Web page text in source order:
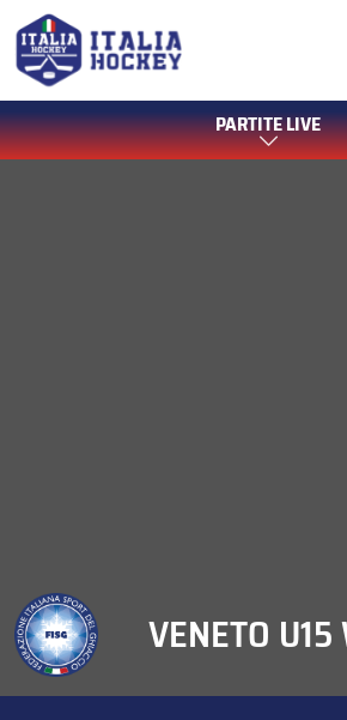
PARTITE LIVE
VENETO U15